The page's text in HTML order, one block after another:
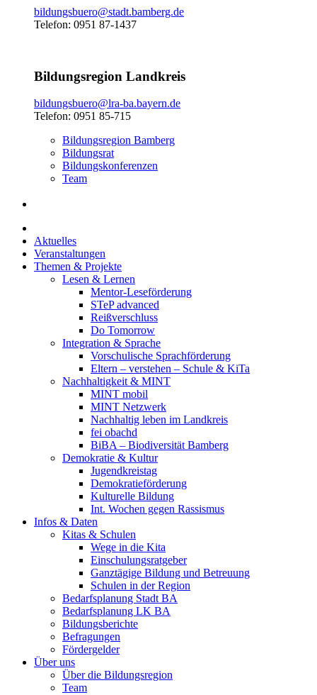
bildungsbuero@stadt.bamberg.de
Telefon: 0951 87-1437
Bildungsregion Landkreis
bildungsbuero@lra-ba.bayern.de
Telefon: 0951 85-715
Bildungsregion Bamberg
Bildungsrat
Bildungskonferenzen
Team
Aktuelles
Veranstaltungen
Themen & Projekte
Lesen & Lernen
Mentor-Leseförderung
STeP advanced
Reißverschluss
Do Tomorrow
Integration & Sprache
Vorschulische Sprachförderung
Eltern – verstehen – Schule & KiTa
Nachhaltigkeit & MINT
MINT mobil
MINT Netzwerk
Nachhaltig leben im Landkreis
fei obachd
BiBA – Biodiversität Bamberg
Demokratie & Kultur
Jugendkreistag
Demokratieförderung
Kulturelle Bildung
Int. Wochen gegen Rassismus
Infos & Daten
Kitas & Schulen
Wege in die Kita
Einschulungsratgeber
Ganztägige Bildung und Betreuung
Schulen in der Region
Bedarfsplanung Stadt BA
Bedarfsplanung LK BA
Bildungsberichte
Befragungen
Förder­gelder
Über uns
Über die Bildungsregion
Team